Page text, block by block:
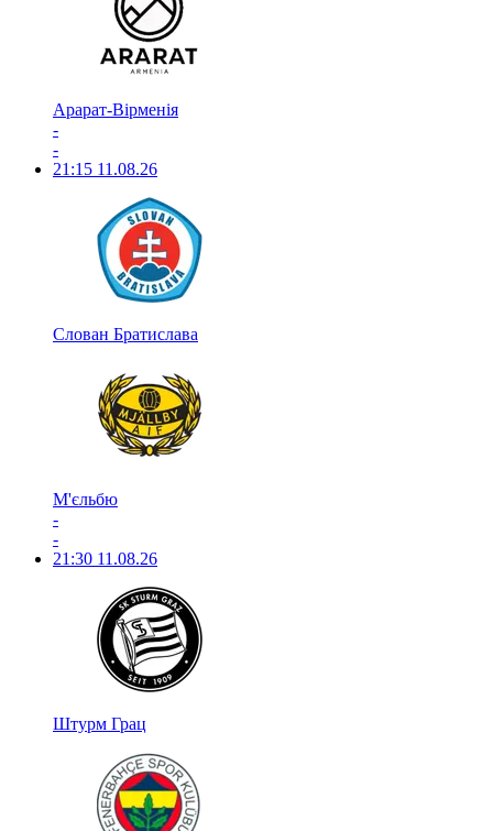
Арарат-Вірменія
-
-
21:15 11.08.26
Слован Братислава
М'єльбю
-
-
21:30 11.08.26
Штурм Грац